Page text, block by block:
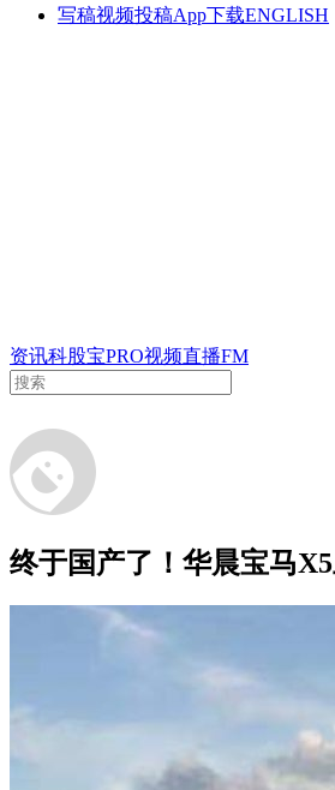
写稿视频投稿App下载ENGLISH
资讯科股宝PRO视频直播FM
终于国产了！华晨宝马